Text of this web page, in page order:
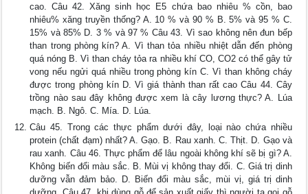
cao. Câu 42. Xăng sinh học E5 chứa bao nhiêu % cồn, bao
nhiêu% xăng truyền thống? A. 10 % và 90 % B. 5% và 95 % C.
15% và 85% D. 3 % và 97 % Câu 43. Vì sao không nên đun bếp
than trong phòng kín? A. Vì than tỏa nhiều nhiệt dẫn đến phòng
quá nóng B. Vì than cháy tỏa ra nhiều khí CO, CO2 có thể gây tử
vong nếu ngửi quá nhiều trong phòng kín C. Vì than không cháy
được trong phòng kín D. Vì giá thành than rất cao Câu 44. Cây
trồng nào sau đây không được xem là cây lương thực? A. Lúa
mạch. B. Ngô. C. Mía. D. Lúa.
Câu 45. Trong các thực phẩm dưới đây, loại nào chứa nhiều
protein (chất đạm) nhất? A. Gạo. B. Rau xanh. C. Thịt. D. Gạo và
rau xanh. Câu 46. Thực phẩm để lâu ngoài không khí sẽ bị gì? A.
Không biến đổi màu sắc. B. Mùi vị không thay đổi. C. Giá trị dinh
dưỡng vẫn đảm bảo. D. Biến đổi màu sắc, mùi vị, giá trị dinh